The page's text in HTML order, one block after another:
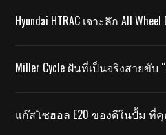
Hyundai HTRAC เจาะลึก All
Miller Cycle ฝันที่เป็นจริงสายขับ
แก๊สโซฮอล E20 ของดีในปั้ม ที่